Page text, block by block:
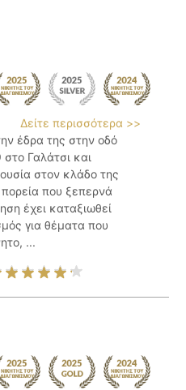
Δείτε περισσότερα >>
έδρα της στην οδό
Γαλάτσι και
στον κλάδο της
που ξεπερνά
έχει καταξιωθεί
για θέματα που
...